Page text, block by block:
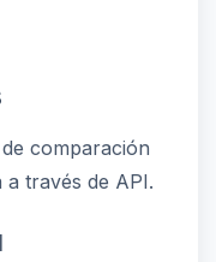
comparación
través de API.